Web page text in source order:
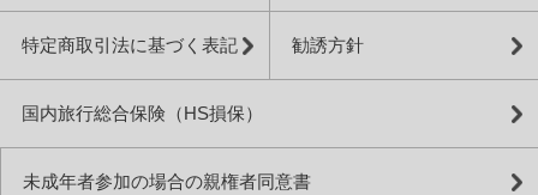
特定商取引法に基づく表記 勧誘方針
国内旅行総合保険（HS損保）
未成年者参加の場合の親権者同意書